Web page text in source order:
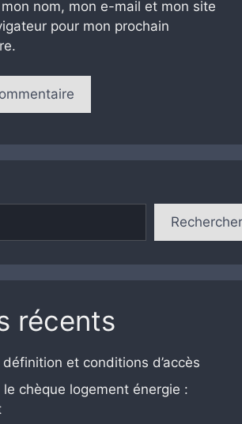
nom, mon e-mail et mon site
pour mon prochain
Rechercher
récents
définition et conditions d’accès
le chèque logement énergie :